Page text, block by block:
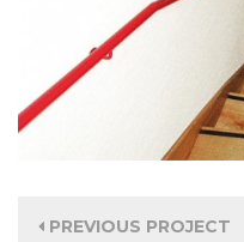
PREVIOUS PROJECT